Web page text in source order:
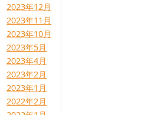
2023年12月
2023年11月
2023年10月
2023年5月
2023年4月
2023年2月
2023年1月
2022年2月